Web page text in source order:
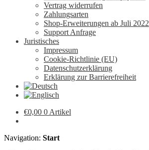
Vertrag widerrufen
Zahlungsarten
Shop-Erweiterungen ab Juli 2022
Support Anfrage
Juristisches
Impressum
Cookie-Richtlinie (EU)
Datenschutzerklärung
Erklärung zur Barrierefreiheit
€0,00 0 Artikel
Navigation: Start